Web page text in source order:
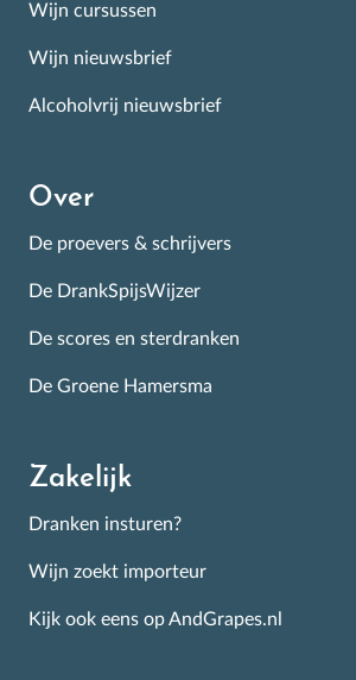
Wijn cursussen
Wijn nieuwsbrief
Alcoholvrij nieuwsbrief
Over
De proevers & schrijvers
De DrankSpijsWijzer
De scores en sterdranken
De Groene Hamersma
Zakelijk
Dranken insturen?
Wijn zoekt importeur
Kijk ook eens op AndGrapes.nl